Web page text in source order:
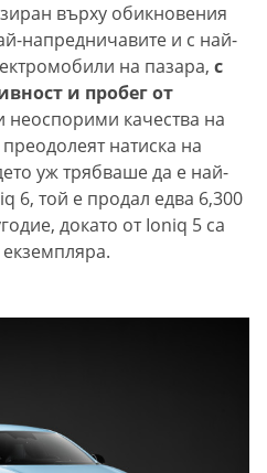
върху обикновения
напредничавите и с най-
на пазара, с
и пробег от
неоспорими качества на
натиска на
уж трябваше да е най-
6, той е продал едва 6,300
докато от Ioniq 5 са